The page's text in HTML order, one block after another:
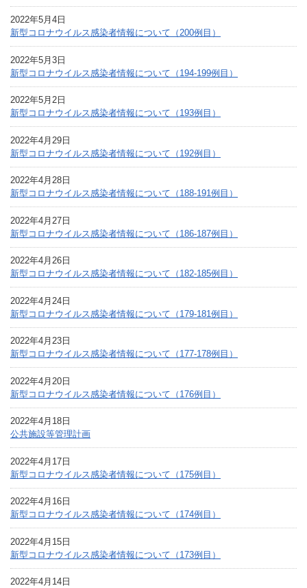
2022年5月4日
新型コロナウイルス感染者情報について（200例目）
2022年5月3日
新型コロナウイルス感染者情報について（194-199例目）
2022年5月2日
新型コロナウイルス感染者情報について（193例目）
2022年4月29日
新型コロナウイルス感染者情報について（192例目）
2022年4月28日
新型コロナウイルス感染者情報について（188-191例目）
2022年4月27日
新型コロナウイルス感染者情報について（186-187例目）
2022年4月26日
新型コロナウイルス感染者情報について（182-185例目）
2022年4月24日
新型コロナウイルス感染者情報について（179-181例目）
2022年4月23日
新型コロナウイルス感染者情報について（177-178例目）
2022年4月20日
新型コロナウイルス感染者情報について（176例目）
2022年4月18日
公共施設等管理計画
2022年4月17日
新型コロナウイルス感染者情報について（175例目）
2022年4月16日
新型コロナウイルス感染者情報について（174例目）
2022年4月15日
新型コロナウイルス感染者情報について（173例目）
2022年4月14日